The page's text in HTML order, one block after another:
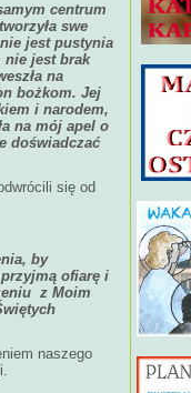
centrum
swe
jest pustynia
nie jest brak
na
bożkom. Jej
i narodem,
na mój apel o
doświadczać
się od
by
ofiarę i
z Moim
naszego